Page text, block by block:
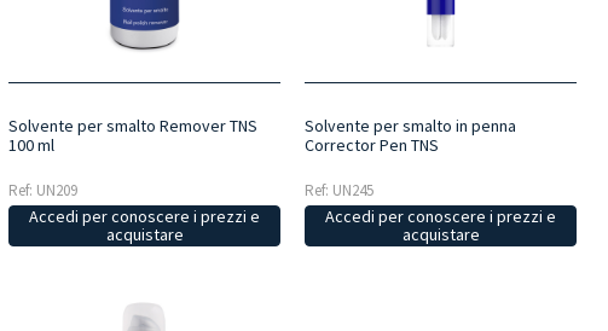
Solvente per smalto Remover TNS
100 ml
Ref: UN209
Accedi per conoscere i prezzi e
acquistare
Solvente per smalto in penna
Corrector Pen TNS
Ref: UN245
Accedi per conoscere i prezzi e
acquistare